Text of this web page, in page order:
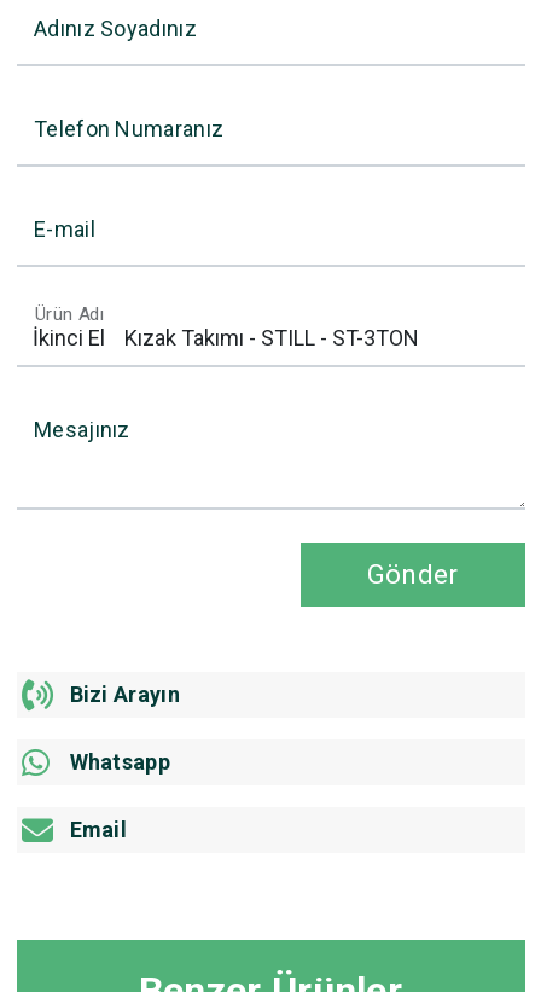
Adınız Soyadınız
Telefon Numaranız
E-mail
Ürün Adı
Mesajınız
Gönder
Bizi Arayın
Whatsapp
Email